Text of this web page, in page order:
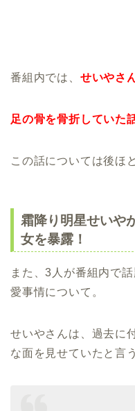
番組内では、 せいやさ
足の骨を骨折していた
この話については後ほ
霜降り明星せいや
女を暴露！
また、3人が番組内で
愛事情について。
せいやさんは、過去に
な面を見せていたと言う